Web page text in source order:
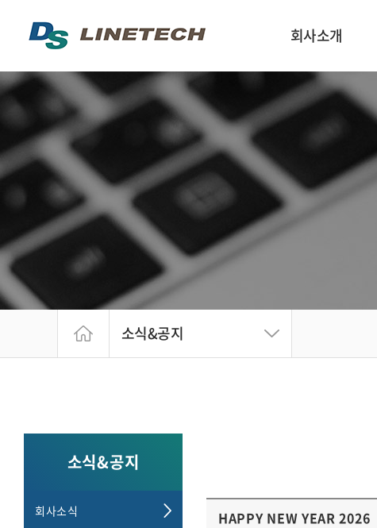
회사소개
인사말
회사구성 및 연락처
회사약도
소식&공지
소식&공지
회사소식 HAPPY NEW YEAR 2026